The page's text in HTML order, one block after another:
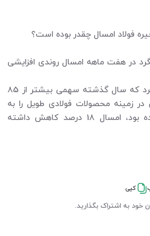
در هفت ماهه امسال روندی افزایشی
خیر، صادرات میلگرد که سال گذشته سهمی بیشتر از 85
در زمینه محصولات فولادی طویل را به
خود اختصاص داده بود، امسال 18 درصد کاهش داشته
کپی
خود به اشتراک بگذارید.